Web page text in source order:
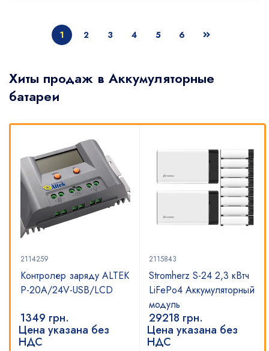
Хиты продаж в Аккумуляторные
батареи
2114259
Контролер заряду ALTEK
P-20А/24V-USB/LCD
1349 грн.
Цена указана без
НДС
2115843
Stromherz S-24 2,3 кВтч
LiFePo4 Аккумуляторный
модуль
29218 грн.
Цена указана без
НДС
1 2 3 4 5 6